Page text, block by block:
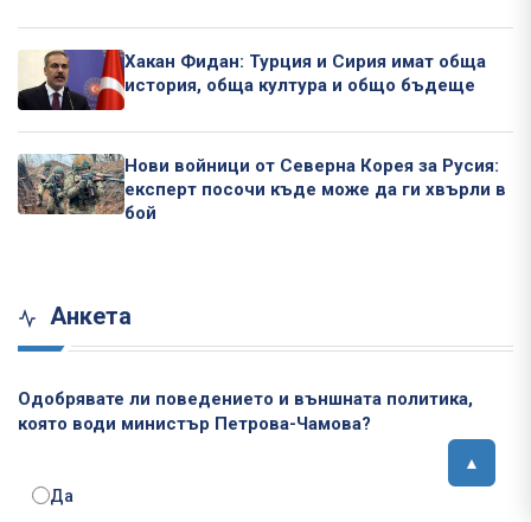
Хакан Фидан: Турция и Сирия имат обща
история, обща култура и общо бъдеще
Нови войници от Северна Корея за Русия:
експерт посочи къде може да ги хвърли в
бой
Анкета
Одобрявате ли поведението и външната политика,
която води министър Петрова-Чамова?
Да